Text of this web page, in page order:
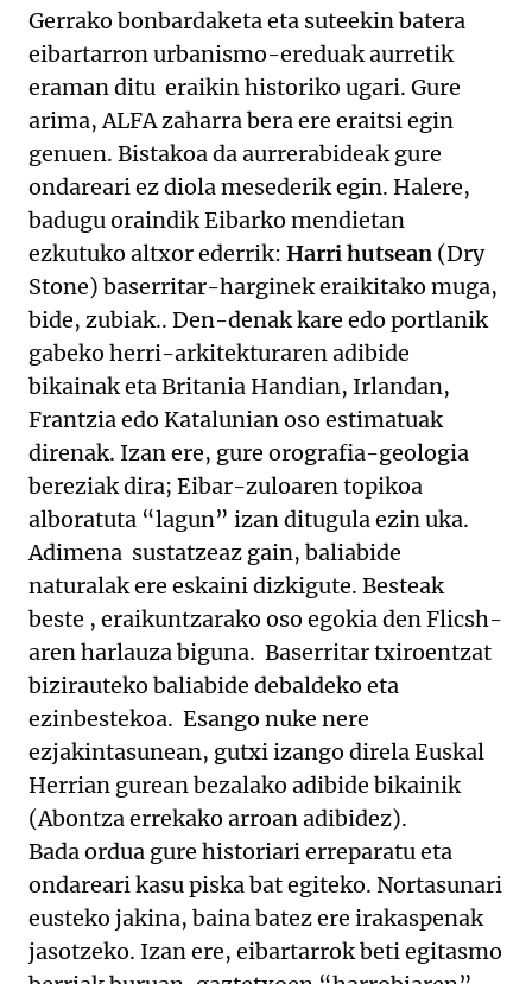
Gerrako bonbardaketa eta suteekin batera
eibartarron urbanismo-ereduak aurretik
eraman ditu eraikin historiko ugari. Gure
arima, ALFA zaharra bera ere eraitsi egin
genuen. Bistakoa da aurrerabideak gure
ondareari ez diola mesederik egin. Halere,
badugu oraindik Eibarko mendietan
ezkutuko altxor ederrik: Harri hutsean (Dry
Stone) baserritar-harginek eraikitako muga,
bide, zubiak.. Den-denak kare edo portlanik
gabeko herri-arkitekturaren adibide
bikainak eta Britania Handian, Irlandan,
Frantzia edo Katalunian oso estimatuak
direnak. Izan ere, gure orografia-geologia
bereziak dira; Eibar-zuloaren topikoa
alboratuta “lagun” izan ditugula ezin uka.
Adimena sustatzeaz gain, baliabide
naturalak ere eskaini dizkigute. Besteak
beste , eraikuntzarako oso egokia den Flicsh-
aren harlauza biguna. Baserritar txiroentzat
bizirauteko baliabide debaldeko eta
ezinbestekoa. Esango nuke nere
ezjakintasunean, gutxi izango direla Euskal
Herrian gurean bezalako adibide bikainik
(Abontza errekako arroan adibidez).
Bada ordua gure historiari erreparatu eta
ondareari kasu piska bat egiteko. Nortasunari
eusteko jakina, baina batez ere irakaspenak
jasotzeko. Izan ere, eibartarrok beti egitasmo